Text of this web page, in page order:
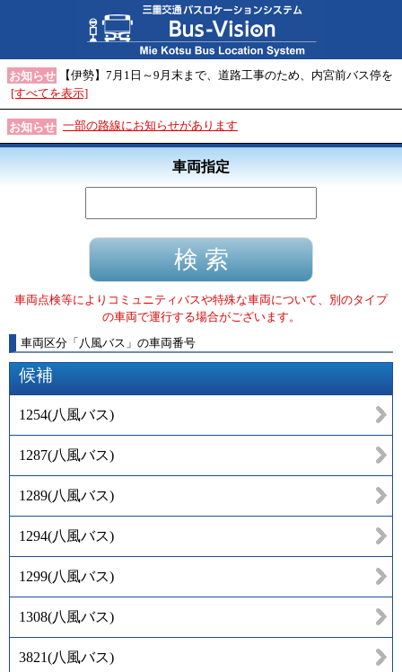
お知らせ
【伊勢】7月1日～9月末まで、道路工事のため、内宮前バス停を
[すべてを表示]
お知らせ 一部の路線にお知らせがあります
車両指定
車両点検等によりコミュニティバスや特殊な車両について、別のタイプ
の車両で運行する場合がございます。
車両区分 「 八風バス 」 の車両番号
候補
1254(八風バス)
1287(八風バス)
1289(八風バス)
1294(八風バス)
1299(八風バス)
1308(八風バス)
3821(八風バス)